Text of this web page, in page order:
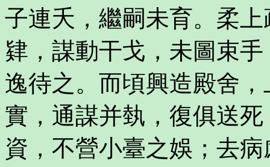
子連夭，繼嗣未育。柔
肄，謀動干戈，未圖束
逸待之。而頃興造殿舍
實，通謀并埶，復俱送
資，不營小臺之娛；去